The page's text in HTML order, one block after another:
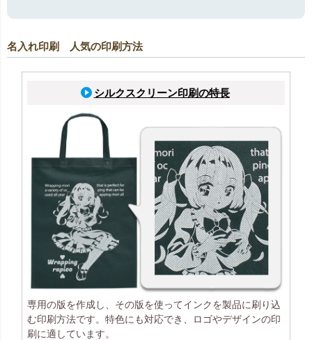
名入れ印刷 人気の印刷方法
シルクスクリーン印刷の特長
専用の版を作成し、その版を使ってインクを製品に刷り込
む印刷方法です。特色にも対応でき、ロゴやデザインの印
刷に適しています。